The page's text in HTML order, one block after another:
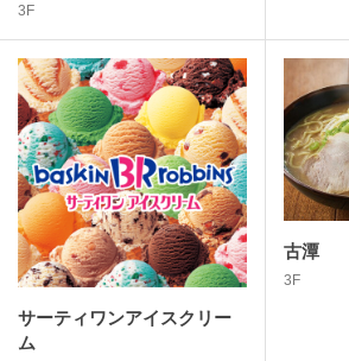
3F
サーティワンアイスクリー
ム
古潭
3F